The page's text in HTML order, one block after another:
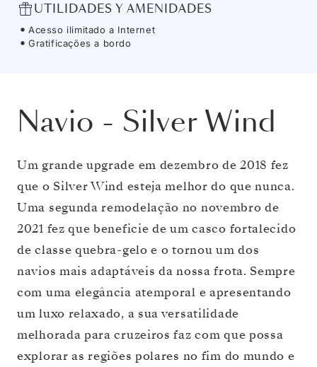
UTILIDADES Y AMENIDADES
Acesso ilimitado a Internet
Gratificações a bordo
Navio - Silver Wind
Um grande upgrade em dezembro de 2018 fez
que o Silver Wind esteja melhor do que nunca.
Uma segunda remodelação no novembro de
2021 fez que beneficie de um casco fortalecido
de classe quebra-gelo e o tornou um dos
navios mais adaptáveis da nossa frota. Sempre
com uma elegância atemporal e apresentando
um luxo relaxado, a sua versatilidade
melhorada para cruzeiros faz com que possa
explorar as regiões polares no fim do mundo e